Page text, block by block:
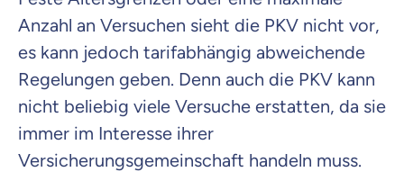
Anzahl an Versuchen sieht die PKV nicht vor,
es kann jedoch tarifabhängig abweichende
Regelungen geben. Denn auch die PKV kann
nicht beliebig viele Versuche erstatten, da sie
immer im Interesse ihrer
Versicherungsgemeinschaft handeln muss.